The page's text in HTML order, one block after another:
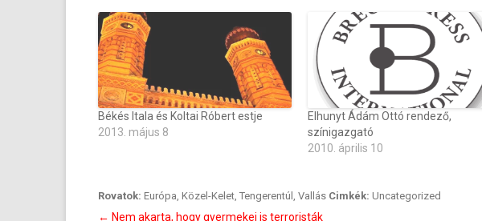
Békés Itala és Koltai Róbert estje
2013. május 8
Elhunyt Ádám Ottó rendező,
színigazgató
2010. április 10
Rovatok: Európa, Közel-Kelet, Tengerentúl , Vallás Cimkék: Uncategorized
Bejegyzés
← Nem akarta, hogy gyermekei is terroristák